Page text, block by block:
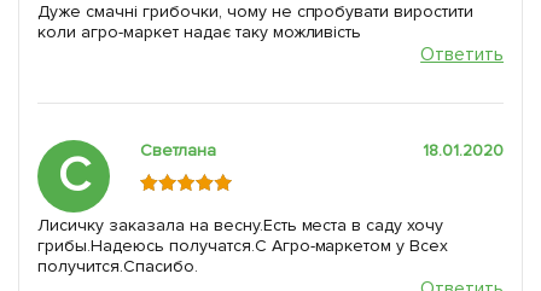
Дуже смачні грибочки, чому не спробувати виростити
коли агро-маркет надає таку можливість
Ответить
С Светлана 18.01.2020
Лисичку заказала на весну.Есть места в саду хочу
грибы.Надеюсь получатся.С Агро-маркетом у Всех
получится.Спасибо.